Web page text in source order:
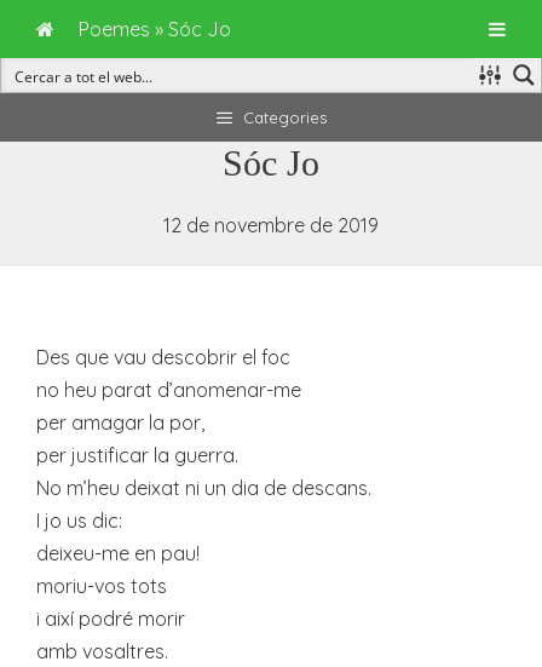
al
Categories
Sóc Jo
12 de novembre de 2019
Des que vau descobrir el foc
no heu parat d’anomenar-me
per amagar la por,
per justificar la guerra.
No m’heu deixat ni un dia de descans.
I jo us dic:
deixeu-me en pau!
moriu-vos tots
i així podré morir
amb vosaltres.
Poemes » Sóc Jo